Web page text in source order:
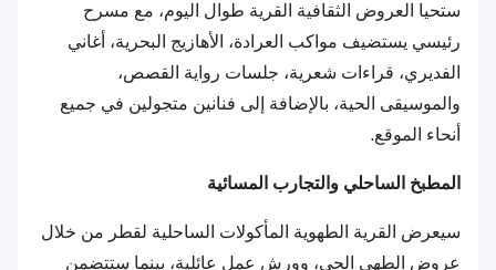
ستحيا العروض الثقافية القرية طوال اليوم، مع مسرح
رئيسي يستضيف مواكب العرادة، الأهازيج البحرية، أغاني
الفديري، قراءات شعرية، جلسات رواية القصص،
والموسيقى الحية، بالإضافة إلى فنانين متجولين في جميع
أنحاء الموقع.
المطبخ الساحلي والتجارب المسائية
سيعرض القرية الطهوية المأكولات الساحلية لقطر من خلال
عروض الطهي الحي، وورش عمل عائلية، بينما ستتضمن